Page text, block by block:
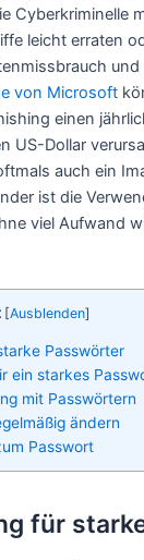
Cyberkriminelle
leicht erraten
von Microsoft
einen
US-Dollar
auch ein
ist die
viel Aufwand
[Ausblenden]
Passwörter
ein starkes
mit Passwörtern
ändern
Passwort
für